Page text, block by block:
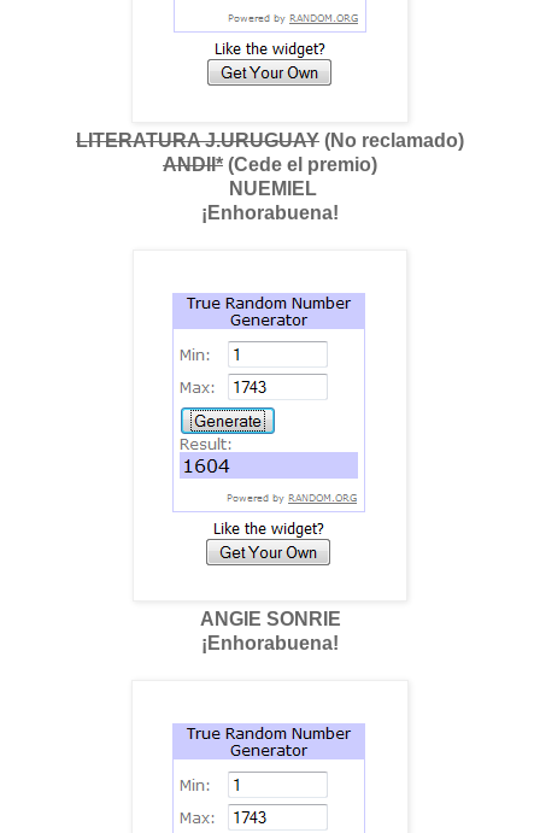
LITERATURA J.URUGUAY (No reclamado)
ANDII* (Cede el premio)
NUEMIEL
¡Enhorabuena!
ANGIE SONRIE
¡Enhorabuena!